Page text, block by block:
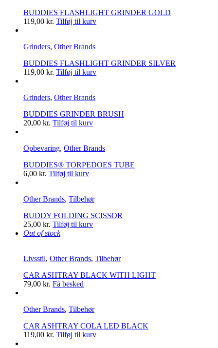
BUDDIES FLASHLIGHT GRINDER GOLD
119,00 kr. Tilføj til kurv
Grinders, Other Brands
BUDDIES FLASHLIGHT GRINDER SILVER
119,00 kr. Tilføj til kurv
Grinders, Other Brands
BUDDIES GRINDER BRUSH
20,00 kr. Tilføj til kurv
Opbevaring, Other Brands
BUDDIES­­® TORPEDOES TUBE
6,00 kr. Tilføj til kurv
Other Brands, Tilbehør
BUDDY FOLDING SCISSOR
25,00 kr. Tilføj til kurv
Out of stock
Livsstil, Other Brands, Tilbehør
CAR ASHTRAY BLACK WITH LIGHT
79,00 kr. Få besked
Other Brands, Tilbehør
CAR ASHTRAY COLA LED BLACK
119,00 kr. Tilføj til kurv